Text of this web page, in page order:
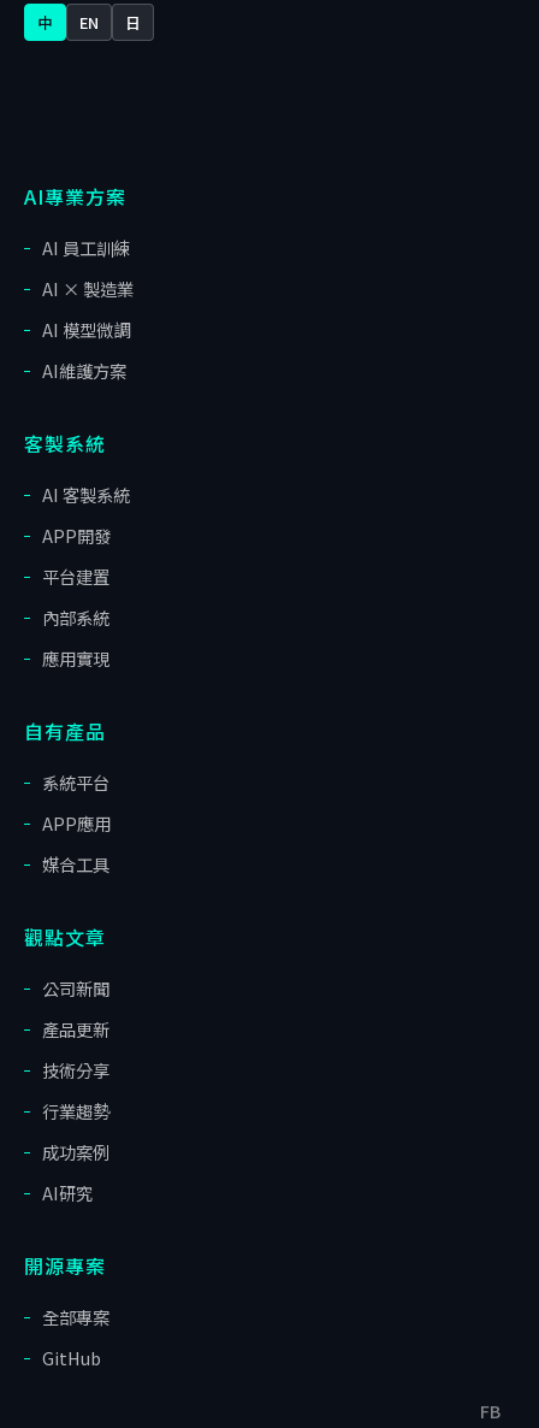
中 EN 日
AI專業方案
AI 員工訓練
AI × 製造業
AI 模型微調
AI維護方案
客製系統
AI 客製系統
APP開發
平台建置
內部系統
應用實現
自有產品
系統平台
APP應用
媒合工具
觀點文章
公司新聞
產品更新
技術分享
行業趨勢
成功案例
AI研究
開源專案
全部專案
GitHub
FB